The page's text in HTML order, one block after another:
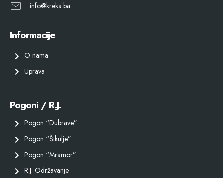
info@kreka.ba
Informacije
O nama
Uprava
Pogoni / R.J.
Pogon “Dubrave”
Pogon “Šikulje”
Pogon “Mramor”
R.J. Održavanje